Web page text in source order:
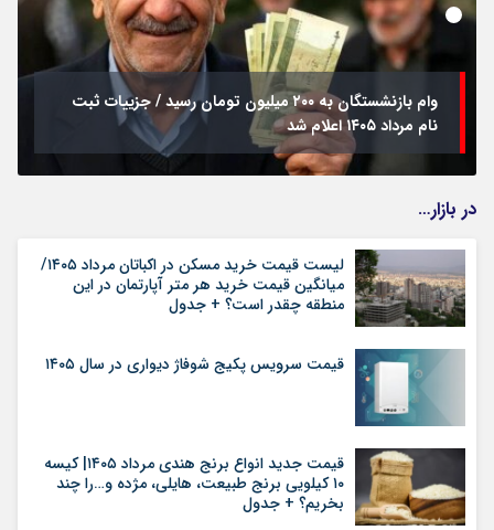
وام بازنشستگان به ۲۰۰ میلیون تومان رسید / جزییات ثبت
نام مرداد ۱۴۰۵ اعلام شد
در بازار…
لیست قیمت خرید مسکن در اکباتان مرداد ۱۴۰۵/
میانگین قیمت خرید هر متر آپارتمان در این
منطقه چقدر است؟ + جدول
قیمت سرویس پکیج شوفاژ دیواری در سال ۱۴۰۵
قیمت جدید انواع برنج هندی مرداد ۱۴۰۵| کیسه
۱۰ کیلویی برنج طبیعت، هایلی، مژده و…را چند
بخریم؟ + جدول